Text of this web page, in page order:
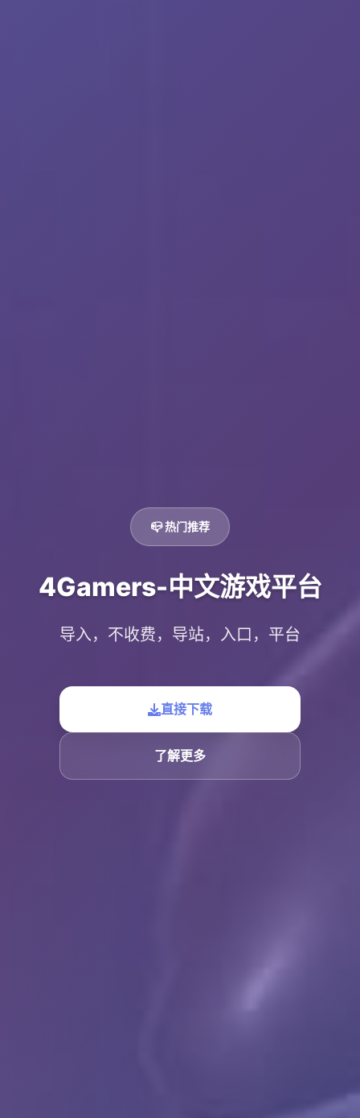
📪 热门推荐
4Gamers-中文游戏平台
导入，不收费，导站，入口，平台
直接下载
了解更多